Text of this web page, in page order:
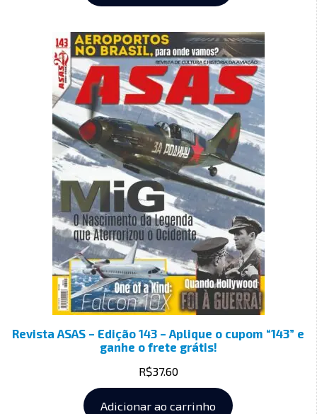
Revista ASAS – Edição 143 – Aplique o cupom “143” e
ganhe o frete grátis!
R$37.60
Adicionar ao carrinho